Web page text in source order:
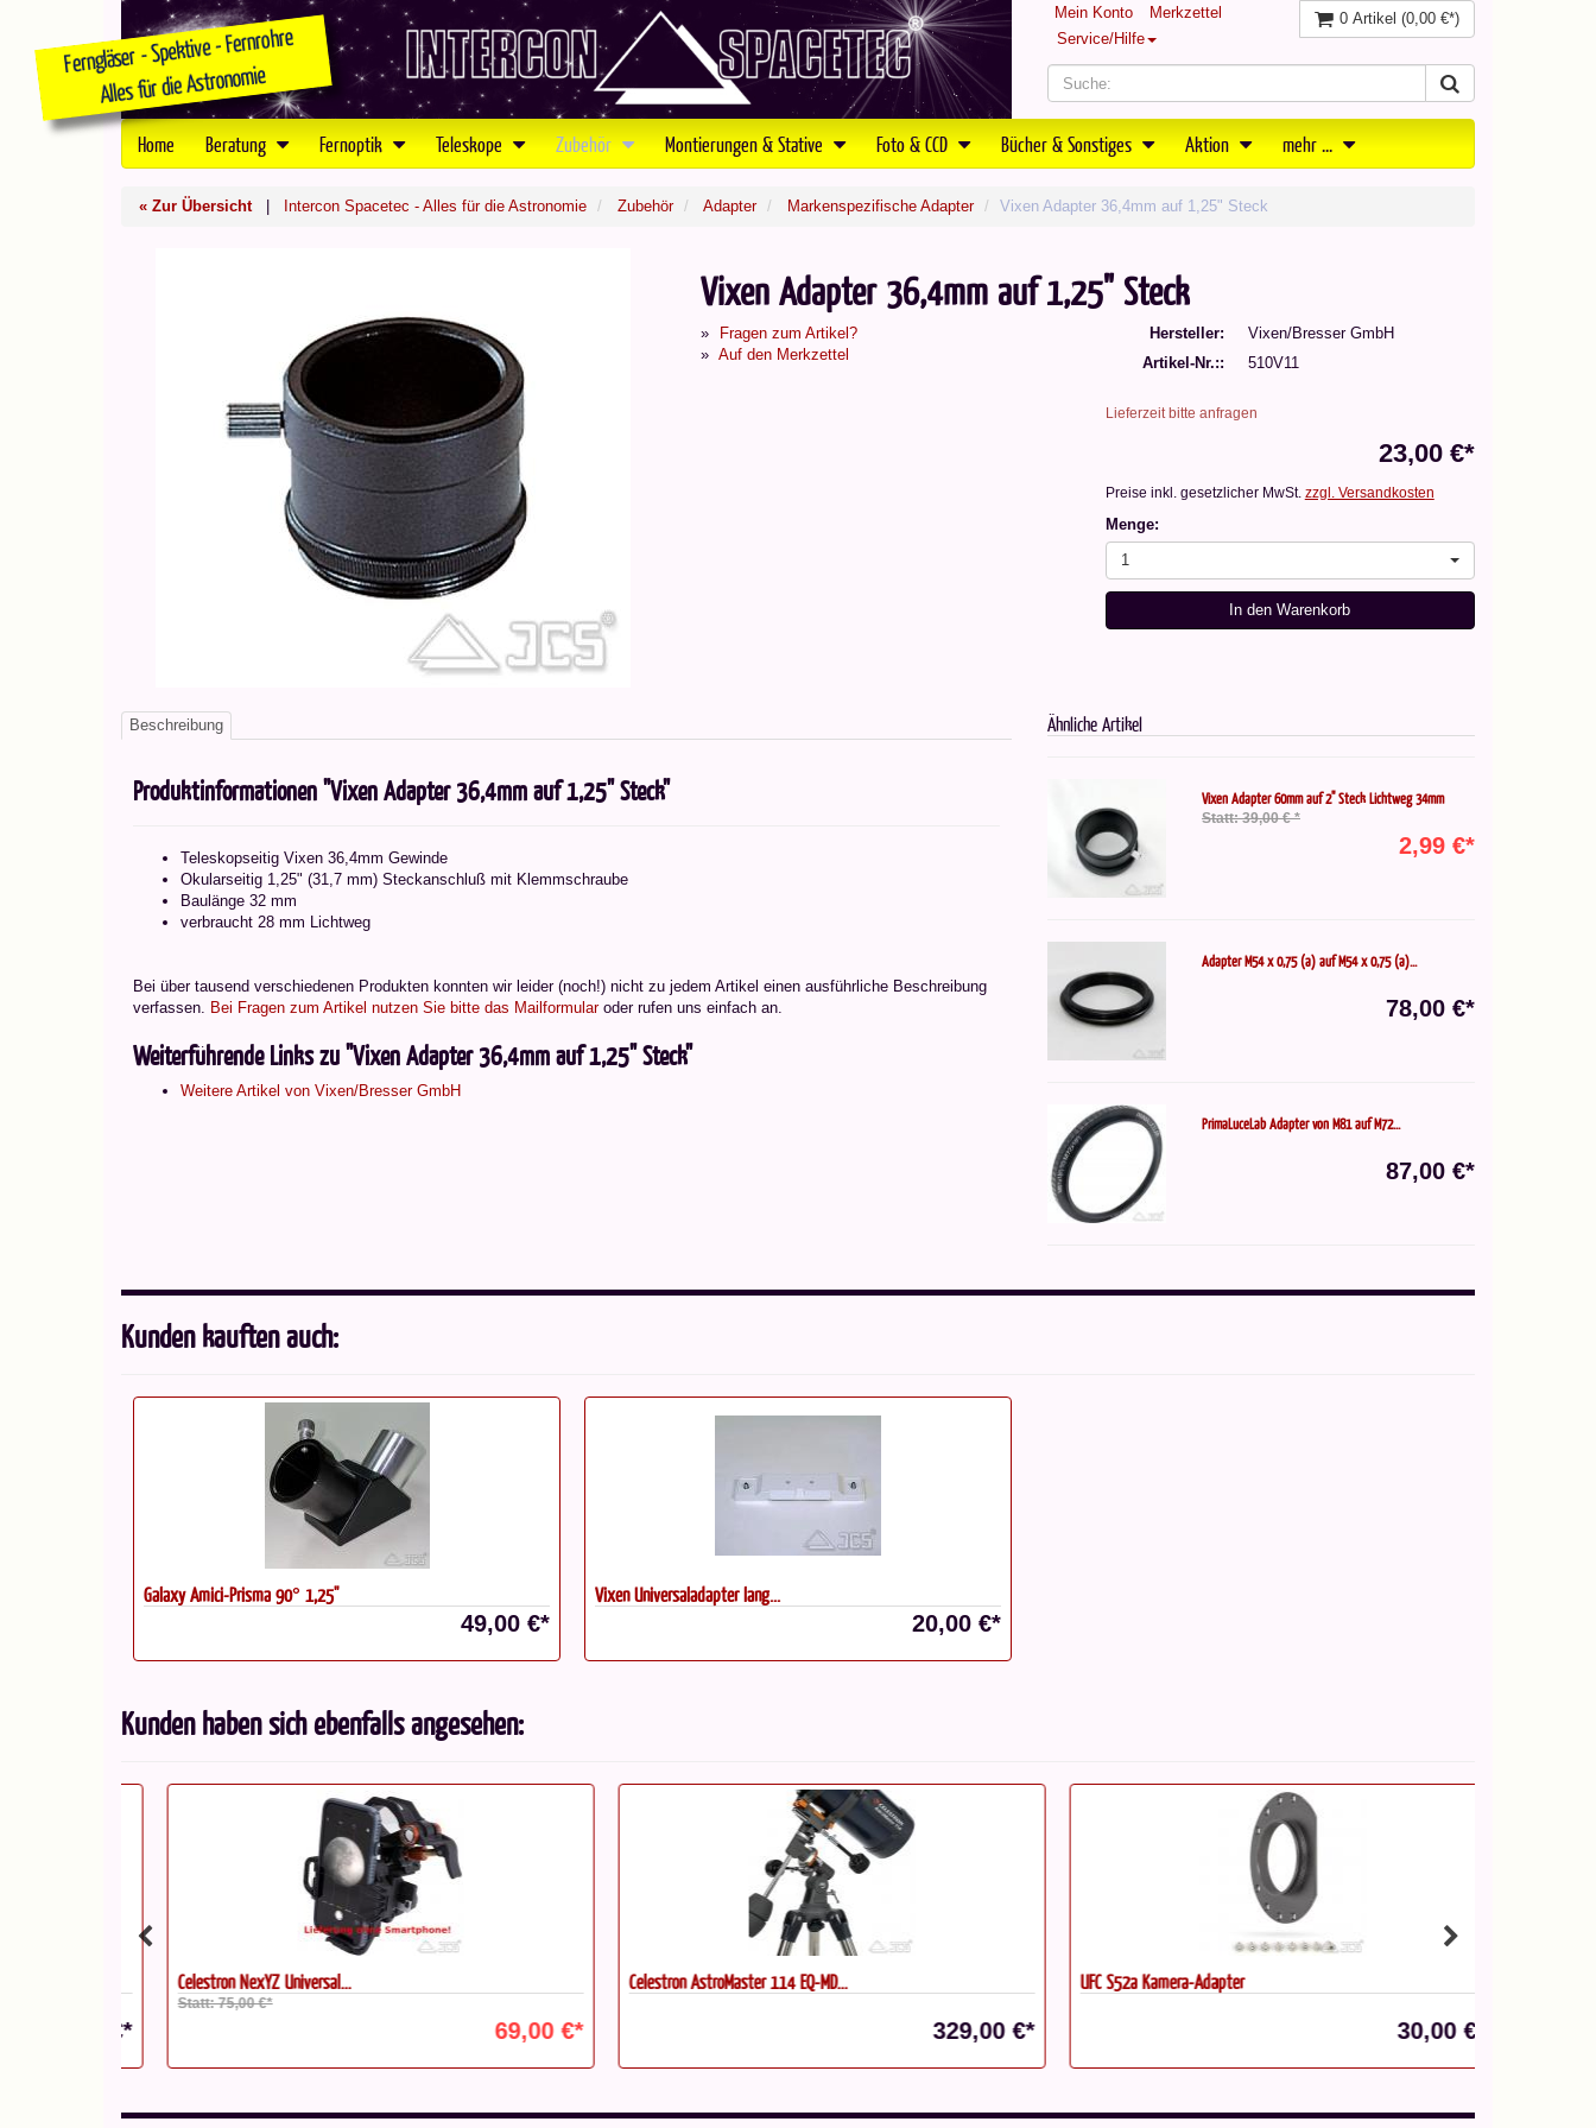
Mein Konto
Merkzettel
Service/Hilfe
0 Artikel (0,00 €*)
Home Beratung Fernoptik Teleskope Zubehör Montierungen & Stative Foto & CCD Bücher & Sonstiges Aktion mehr ...
« Zur Übersicht| Intercon Spacetec - Alles für die Astronomie Zubehör Adapter Markenspezifische Adapter Vixen Adapter 36,4mm auf 1,25" Steck
Vixen Adapter 36,4mm auf 1,25" Steck
Fragen zum Artikel?
Auf den Merkzettel
Hersteller
Vixen/Bresser GmbH
Artikel-Nr.:
510V11
Lieferzeit bitte anfragen
23,00 €*
Preise inkl. gesetzlicher MwSt. zzgl. Versandkosten
Menge:
1
In den Warenkorb
Beschreibung
Produktinformationen "Vixen Adapter 36,4mm auf 1,25" Steck"
Teleskopseitig Vixen 36,4mm Gewinde
Okularseitig 1,25" (31,7 mm) Steckanschluß mit Klemmschraube
Baulänge 32 mm
verbraucht 28 mm Lichtweg
Bei über tausend verschiedenen Produkten konnten wir leider (noch!) nicht zu jedem Artikel einen ausführliche Beschreibung
verfassen. Bei Fragen zum Artikel nutzen Sie bitte das Mailformularoder rufen uns einfach an.
Weiterführende Links zu "Vixen Adapter 36,4mm auf 1,25" Steck"
Weitere Artikel von Vixen/Bresser GmbH
Ähnliche Artikel
Vixen Adapter 60mm auf 2" Steck Lichtweg 34mm
Statt: 39,00 € *
2,99 €*
Adapter M54 x 0,75 (a) auf M54 x 0,75 (a)...
78,00 €*
PrimaLuceLab Adapter von M81 auf M72...
87,00 €*
Kunden kauften auch:
Galaxy Amici-Prisma 90° 1,25''
49,00 €*
Vixen Universaladapter lang...
20,00 €*
Kunden haben sich ebenfalls angesehen:
Celestron NexYZ Universal...
Statt: 75,00 €*
69,00 €*
Celestron AstroMaster 114 EQ-MD...
329,00 €*
UFC S52a Kamera-Adapter
30,00 €*